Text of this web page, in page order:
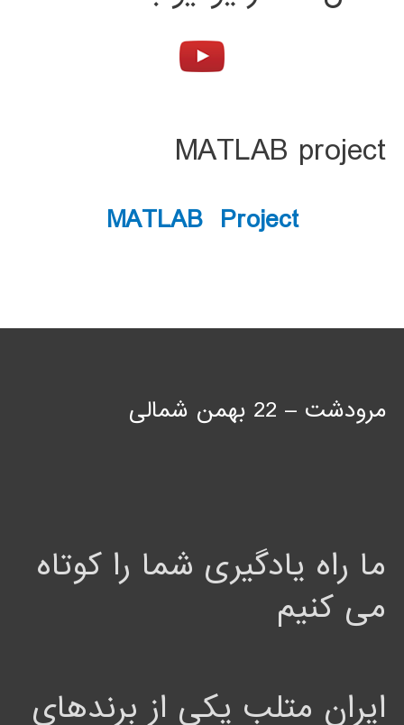
MATLAB project
MATLAB Project
مرودشت – 22 بهمن شمالی
ما راه یادگیری شما را کوتاه
می کنیم
ایران متلب یکی از برندهای